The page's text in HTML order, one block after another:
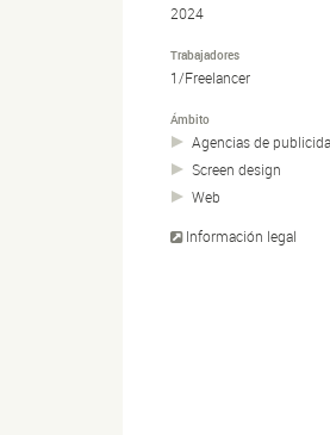
2024
Trabajadores
1/Freelancer
Ámbito
Agencias de
Screen design
Web
Información legal